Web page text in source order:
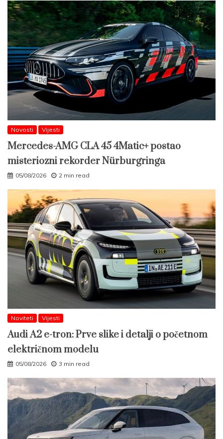
Novosti Vijesti
Mercedes-AMG CLA 45 4Matic+ postao
misteriozni rekorder Nürburgringa
05/08/2026 2 min read
Noviteti Vijesti
Audi A2 e-tron: Prve slike i detalji o početnom
električnom modelu
05/08/2026 3 min read